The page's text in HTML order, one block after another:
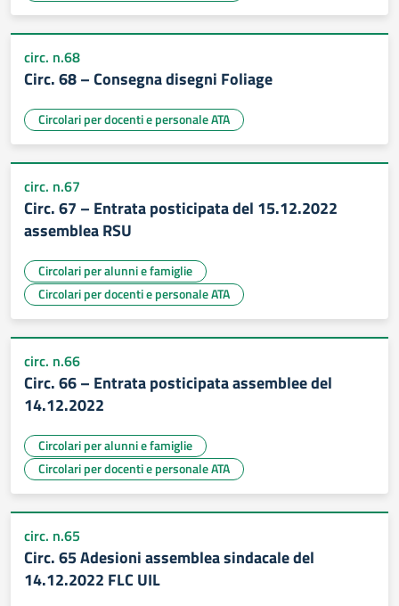
circ. n.68
Circ. 68 – Consegna disegni Foliage
Circolari per docenti e personale ATA
circ. n.67
Circ. 67 – Entrata posticipata del 15.12.2022
assemblea RSU
Circolari per alunni e famiglie
Circolari per docenti e personale ATA
circ. n.66
Circ. 66 – Entrata posticipata assemblee del
14.12.2022
Circolari per alunni e famiglie
Circolari per docenti e personale ATA
circ. n.65
Circ. 65 Adesioni assemblea sindacale del
14.12.2022 FLC UIL